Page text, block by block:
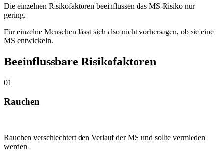
Die einzelnen Risikofaktoren beeinflussen das MS-Risiko nur
gering.
Für einzelne Menschen lässt sich also nicht vorhersagen, ob sie eine
MS entwickeln.
Beeinflussbare Risikofaktoren
01
Rauchen
Rauchen verschlechtert den Verlauf der MS und sollte vermieden
werden.